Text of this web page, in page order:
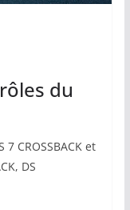
du
CROSSBACK et
DS